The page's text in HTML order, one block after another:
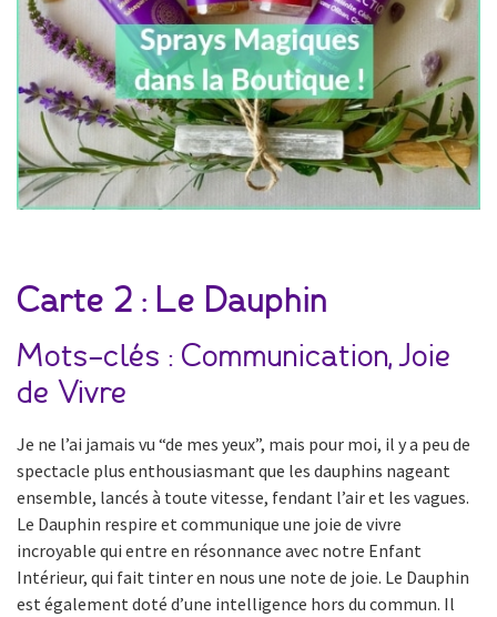
Carte 2 : Le Dauphin
Mots-clés : Communication, Joie
de Vivre
Je ne l’ai jamais vu “de mes yeux”, mais pour moi, il y a peu de
spectacle plus enthousiasmant que les dauphins nageant
ensemble, lancés à toute vitesse, fendant l’air et les vagues.
Le Dauphin respire et communique une joie de vivre
incroyable qui entre en résonnance avec notre Enfant
Intérieur, qui fait tinter en nous une note de joie. Le Dauphin
est également doté d’une intelligence hors du commun. Il